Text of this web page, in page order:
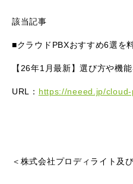
該当記事
■クラウドPBXおすすめ6選を
【26年1月最新】選び方や機
URL： https://neeed.jp/
＜株式会社プロディライト及